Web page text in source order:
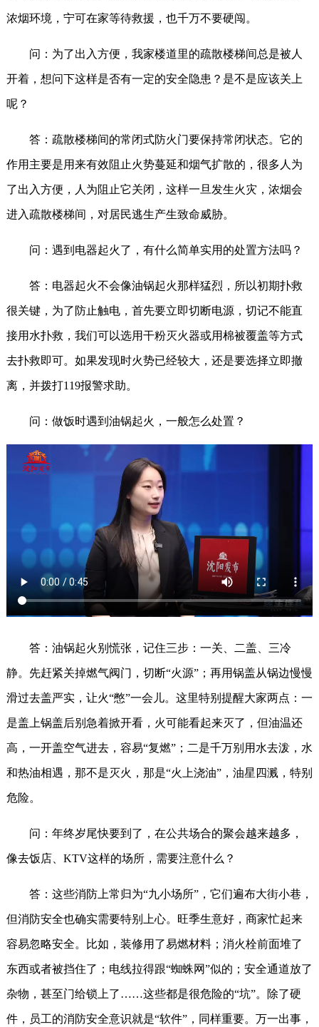
浓烟环境，宁可在家等待救援，也千万不要硬闯。
问：为了出入方便，我家楼道里的疏散楼梯间总是被人
开着，想问下这样是否有一定的安全隐患？是不是应该关上
呢？
答：疏散楼梯间的常闭式防火门要保持常闭状态。它的
作用主要是用来有效阻止火势蔓延和烟气扩散的，很多人为
了出入方便，人为阻止它关闭，这样一旦发生火灾，浓烟会
进入疏散楼梯间，对居民逃生产生致命威胁。
问：遇到电器起火了，有什么简单实用的处置方法吗？
答：电器起火不会像油锅起火那样猛烈，所以初期扑救
很关键，为了防止触电，首先要立即切断电源，切记不能直
接用水扑救，我们可以选用干粉灭火器或用棉被覆盖等方式
去扑救即可。如果发现时火势已经较大，还是要选择立即撤
离，并拨打119报警求助。
问：做饭时遇到油锅起火，一般怎么处置？
答：油锅起火别慌张，记住三步：一关、二盖、三冷
静。先赶紧关掉燃气阀门，切断“火源”；再用锅盖从锅边慢慢
滑过去盖严实，让火“憋”一会儿。这里特别提醒大家两点：一
是盖上锅盖后别急着掀开看，火可能看起来灭了，但油温还
高，一开盖空气进去，容易“复燃”；二是千万别用水去泼，水
和热油相遇，那不是灭火，那是“火上浇油”，油星四溅，特别
危险。
问：年终岁尾快要到了，在公共场合的聚会越来越多，
像去饭店、KTV这样的场所，需要注意什么？
答：这些消防上常归为“九小场所”，它们遍布大街小巷，
但消防安全也确实需要特别上心。旺季生意好，商家忙起来
容易忽略安全。比如，装修用了易燃材料；消火栓前面堆了
东西或者被挡住了；电线拉得跟“蜘蛛网”似的；安全通道放了
杂物，甚至门给锁上了……这些都是很危险的“坑”。除了硬
件，员工的消防安全意识就是“软件”，同样重要。万一出事，